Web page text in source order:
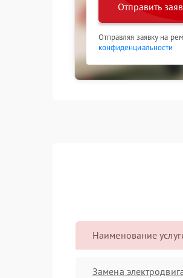
Отправить
Отправляя заявку на
конфиденциальности
Наименование
Замена